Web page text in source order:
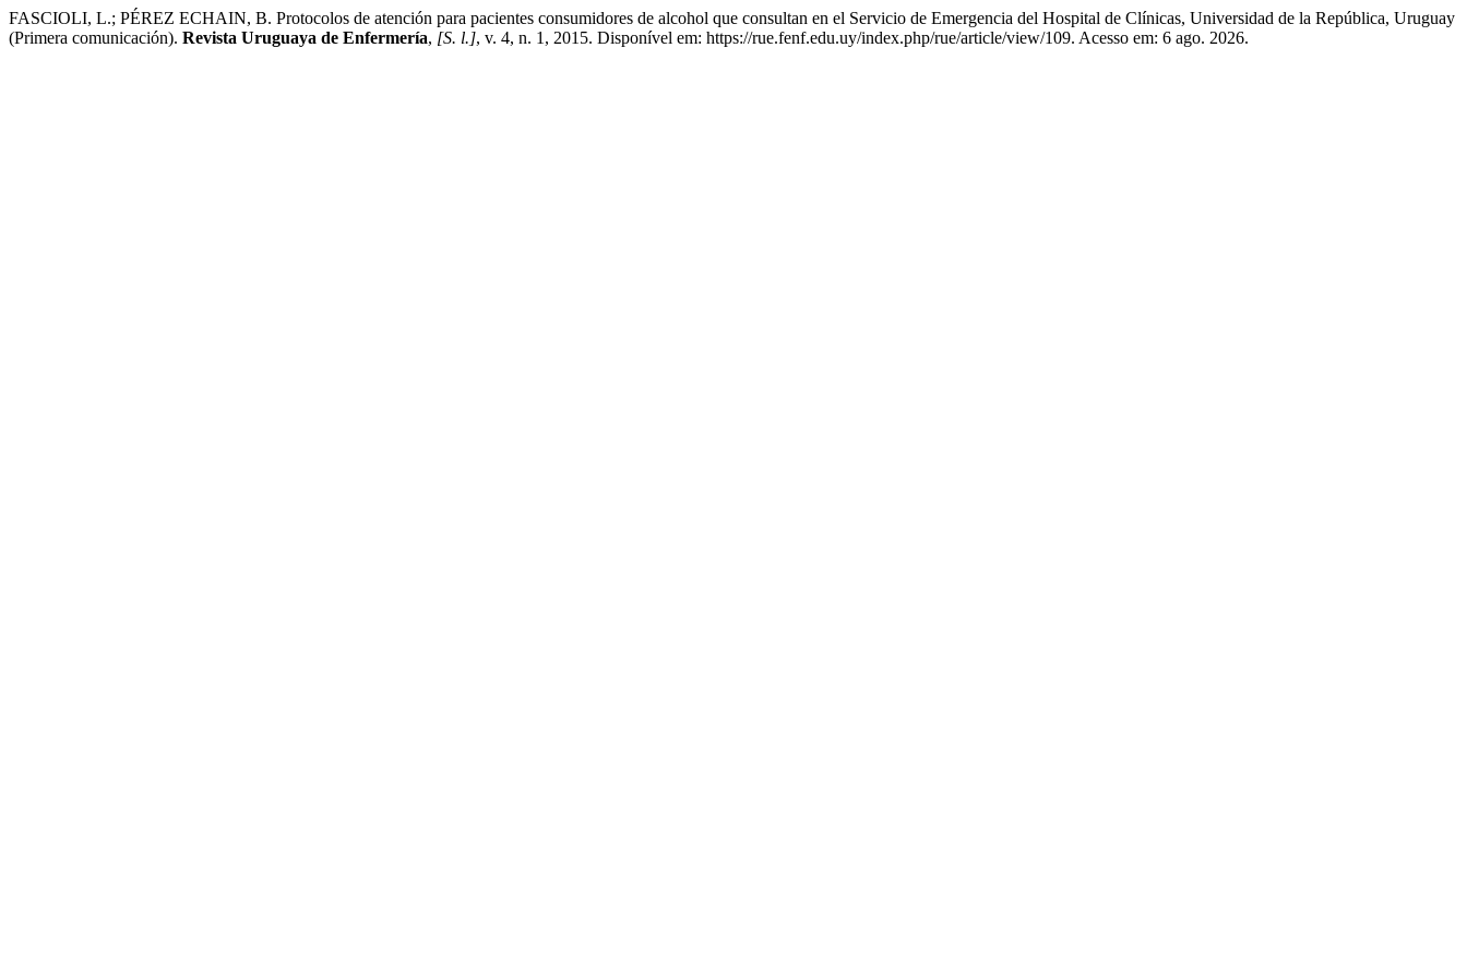
FASCIOLI, L.; PÉREZ ECHAIN, B. Protocolos de atención para pacientes consumidores de alcohol que consultan en el Servicio de Emergencia del Hospital de Clínicas, Universidad de la República, Uruguay
(Primera comunicación). Revista Uruguaya de Enfermería, [S. l.], v. 4, n. 1, 2015. Disponível em: https://rue.fenf.edu.uy/index.php/rue/article/view/109. Acesso em: 6 ago. 2026.